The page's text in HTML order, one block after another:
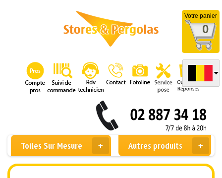
Votre panier
0
Toiles Sur Mesure Autres produits